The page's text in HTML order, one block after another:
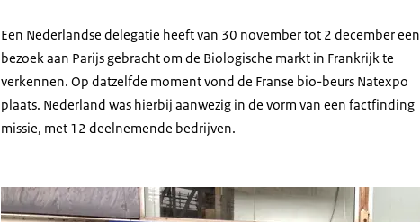
Een Nederlandse delegatie heeft van 30 november tot 2 december een
bezoek aan Parijs gebracht om de Biologische markt in Frankrijk te
verkennen. Op datzelfde moment vond de Franse bio-beurs Natexpo
plaats. Nederland was hierbij aanwezig in de vorm van een factfinding
missie, met 12 deelnemende bedrijven.